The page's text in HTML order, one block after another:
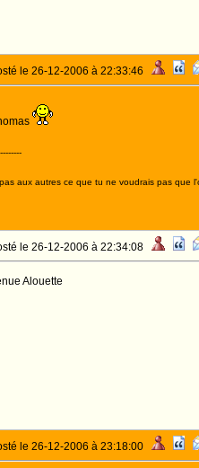
le 26-12-2006 à 22:33:46
aux autres ce que tu ne voudrais pas que
le 26-12-2006 à 22:34:08
Alouette
le 26-12-2006 à 23:18:00